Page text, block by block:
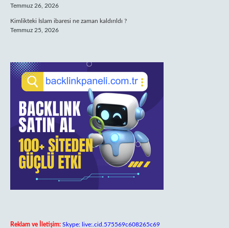
Temmuz 26, 2026
Kimlikteki İslam ibaresi ne zaman kaldırıldı ?
Temmuz 25, 2026
Reklam ve İletişim: Skype: live:.cid.575569c608265c69